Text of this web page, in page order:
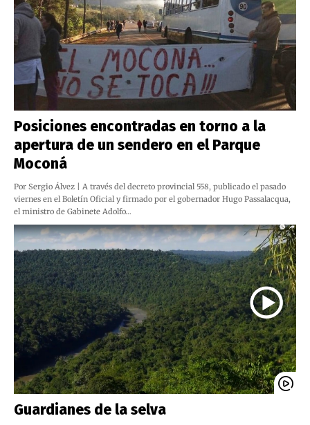
Posiciones encontradas en torno a la
apertura de un sendero en el Parque
Moconá
Por Sergio Álvez | A través del decreto provincial 558, publicado el pasado
viernes en el Boletín Oficial y firmado por el gobernador Hugo Passalacqua,
el ministro de Gabinete Adolfo…
Guardianes de la selva